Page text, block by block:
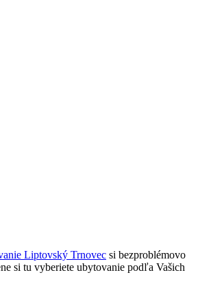
Liptovský Trnovec si bezproblémovo
si tu vyberiete ubytovanie podľa Vašich